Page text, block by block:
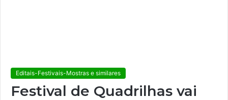
Editais-Festivais-Mostras e similares
Festival de Quadrilhas vai